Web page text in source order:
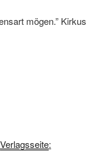
mögen.” Kirkus
Verlagsseite: